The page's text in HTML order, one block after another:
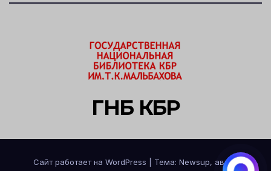
ГНБ КБР
Сайт работает на WordPress Тема: Newsup, автор